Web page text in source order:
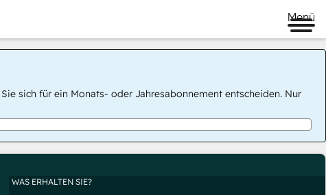
Menü
sich für ein Monats- oder Jahresabonnement entscheiden. Nur
WAS ERHALTEN SIE?